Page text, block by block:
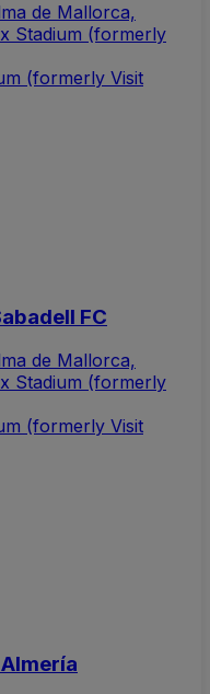
de Mallorca,
Stadium (formerly
(formerly Visit
FC
de Mallorca,
Stadium (formerly
(formerly Visit